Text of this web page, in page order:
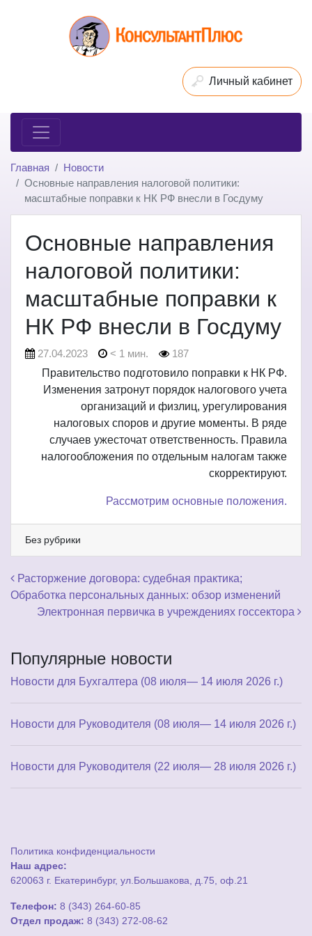
Личный кабинет
Главная
Новости
Основные направления налоговой политики:
масштабные поправки к НК РФ внесли в Госдуму
Основные направления
налоговой политики:
масштабные поправки к
НК РФ внесли в Госдуму
27.04.2023 < 1 мин.
187
Правительство подготовило поправки к НК РФ.
Изменения затронут порядок налогового учета
организаций и физлиц, урегулирования
налоговых споров и другие моменты. В ряде
случаев ужесточат ответственность. Правила
налогообложения по отдельным налогам также
скорректируют.
Рассмотрим основные положения.
Без рубрики
Навигация по записям
Расторжение договора: судебная практика;
Обработка персональных данных: обзор изменений
Электронная первичка в учреждениях госсектора
Популярные новости
Новости для Бухгалтера (08 июля— 14 июля 2026 г.)
Новости для Руководителя (08 июля— 14 июля 2026 г.)
Новости для Руководителя (22 июля— 28 июля 2026 г.)
Политика конфиденциальности
Наш адрес:
620063 г. Екатеринбург, ул.Большакова, д.75, оф.21
Телефон: 8 (343) 264-60-85
Отдел продаж: 8 (343) 272-08-62